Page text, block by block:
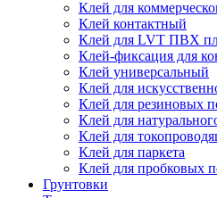
Клей для
Клей контактный
Клей для LVT ПВХ
Клей-фиксация для
Клей универсальный
Клей для
Клей для резиновых
Клей для
Клей для
Клей для паркета
Клей для пробковых
Грунтовки